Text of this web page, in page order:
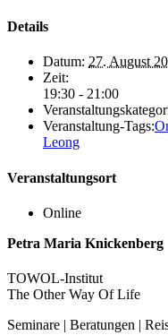
Details
Datum: 27. August
Zeit:
19:30 - 21:00
Veranstaltung-Tags:
Leong
Veranstaltungsort
Online
Petra Maria Knickenberg
TOWOL-Institut
The Other Way Of Life
Seminare | Beratungen |